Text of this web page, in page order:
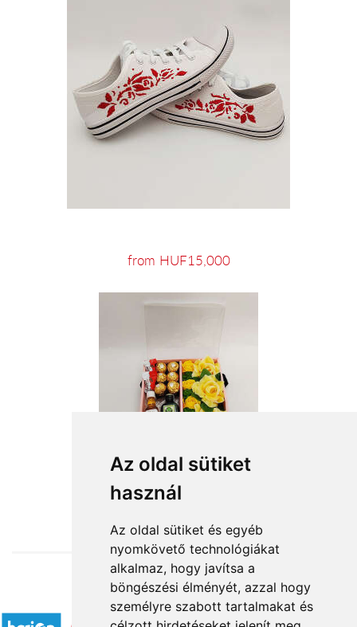
Az oldal sütiket
használ
Az oldal sütiket és egyéb
nyomkövető technológiákat
alkalmaz, hogy javítsa a
böngészési élményét, azzal hogy
személyre szabott tartalmakat és
from HUF15,000
from HUF14,400
Accepted payment methods